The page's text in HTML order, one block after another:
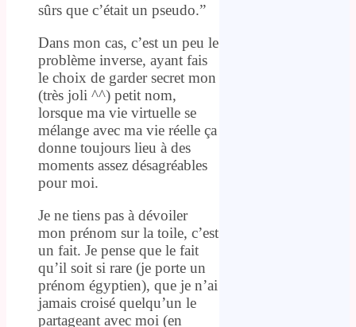
sûrs que c’était un pseudo.”
Dans mon cas, c’est un peu le
problème inverse, ayant fais
le choix de garder secret mon
(très joli ^^) petit nom,
lorsque ma vie virtuelle se
mélange avec ma vie réelle ça
donne toujours lieu à des
moments assez désagréables
pour moi.
Je ne tiens pas à dévoiler
mon prénom sur la toile, c’est
un fait. Je pense que le fait
qu’il soit si rare (je porte un
prénom égyptien), que je n’ai
jamais croisé quelqu’un le
partageant avec moi (en